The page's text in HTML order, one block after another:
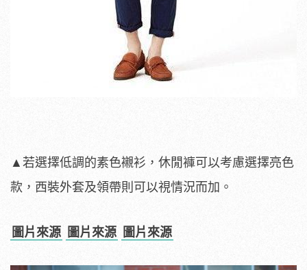
▲若選擇低調的素色襯衫，休閒褲可以考慮選擇亮色
款，西裝外套及領帶則可以視情況而加。
圖片來源 圖片來源 圖片來源